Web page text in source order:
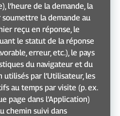
l’heure de la demande, la
la demande au
reçu en réponse, le
le statut de la réponse
erreur, etc.), le pays
du navigateur et du
utilisés par l’Utilisateur, les
au temps par visite (p. ex.
page dans l’Application)
chemin suivi dans